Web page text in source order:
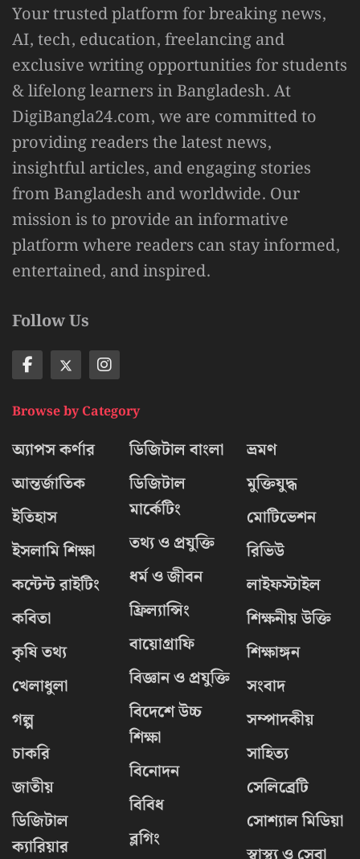
Your trusted platform for breaking news,
AI, tech, education, freelancing and
exclusive writing opportunities for students
& lifelong learners in Bangladesh. At
DigiBangla24.com, we are committed to
providing readers the latest news,
insightful articles, and engaging stories
from Bangladesh and worldwide. Our
mission is to provide an informative
platform where readers can stay informed,
entertained, and inspired.
Follow Us
Browse by Category
অ্যাপস কর্ণার
আন্তর্জাতিক
ইতিহাস
ইসলামি শিক্ষা
কন্টেন্ট রাইটিং
কবিতা
কৃষি তথ্য
খেলাধুলা
গল্প
চাকরি
জাতীয়
ডিজিটাল
ক্যারিয়ার
ডিজিটাল বাংলা
ডিজিটাল
মার্কেটিং
তথ্য ও প্রযুক্তি
ধর্ম ও জীবন
ফ্রিল্যান্সিং
বায়োগ্রাফি
বিজ্ঞান ও প্রযুক্তি
বিদেশে উচ্চ
শিক্ষা
বিনোদন
বিবিধ
ব্লগিং
ভ্রমণ
মুক্তিযুদ্ধ
মোটিভেশন
রিভিউ
লাইফস্টাইল
শিক্ষনীয় উক্তি
শিক্ষাঙ্গন
সংবাদ
সম্পাদকীয়
সাহিত্য
সেলিব্রেটি
সোশ্যাল মিডিয়া